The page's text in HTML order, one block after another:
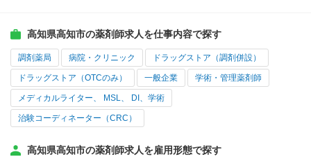
高知県高知市の薬剤師求人を仕事内容で探す
調剤薬局 病院・クリニック ドラッグストア（調剤併設）
ドラッグストア（OTCのみ） 一般企業 学術・管理薬剤師
メディカルライター、 MSL、 DI、学術
治験コーディネーター（CRC）
高知県高知市の薬剤師求人を雇用形態で探す